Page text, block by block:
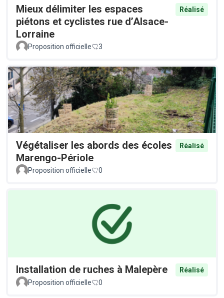
Mieux délimiter les espaces
piétons et cyclistes rue d’Alsace-
Lorraine
Réalisé
Proposition officielle 3
Végétaliser les abords des écoles
Marengo-Périole
Réalisé
Proposition officielle 0
Installation de ruches à Malepère
Réalisé
Proposition officielle
0